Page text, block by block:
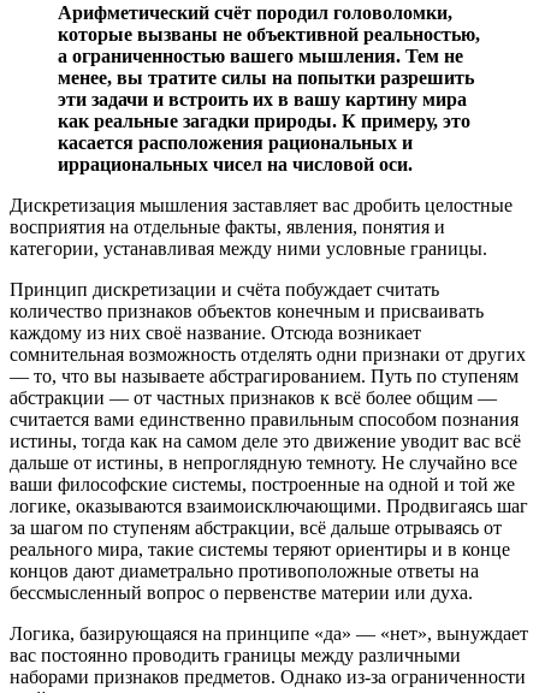
Арифметический счёт породил головоломки,
которые вызваны не объективной реальностью,
а ограниченностью вашего мышления. Тем не
менее, вы тратите силы на попытки разрешить
эти задачи и встроить их в вашу картину мира
как реальные загадки природы. К примеру, это
касается расположения рациональных и
иррациональных чисел на числовой оси.
Дискретизация мышления заставляет вас дробить целостные
восприятия на отдельные факты, явления, понятия и
категории, устанавливая между ними условные границы.
Принцип дискретизации и счёта побуждает считать
количество признаков объектов конечным и присваивать
каждому из них своё название. Отсюда возникает
сомнительная возможность отделять одни признаки от других
— то, что вы называете абстрагированием. Путь по ступеням
абстракции — от частных признаков к всё более общим —
считается вами единственно правильным способом познания
истины, тогда как на самом деле это движение уводит вас всё
дальше от истины, в непроглядную темноту. Не случайно все
ваши философские системы, построенные на одной и той же
логике, оказываются взаимоисключающими. Продвигаясь шаг
за шагом по ступеням абстракции, всё дальше отрываясь от
реального мира, такие системы теряют ориентиры и в конце
концов дают диаметрально противоположные ответы на
бессмысленный вопрос о первенстве материи или духа.
Логика, базирующаяся на принципе «да» — «нет», вынуждает
вас постоянно проводить границы между различными
наборами признаков предметов. Однако из-за ограниченности